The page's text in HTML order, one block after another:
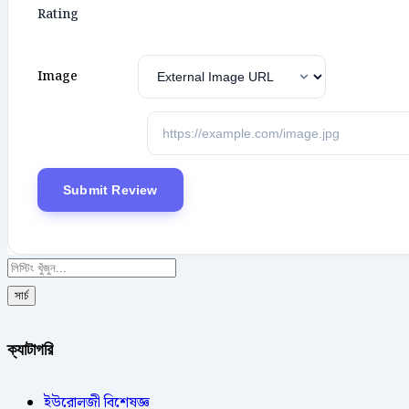
Rating
Image
সার্চ
ক্যাটাগরি
ইউরোলজী বিশেষজ্ঞ